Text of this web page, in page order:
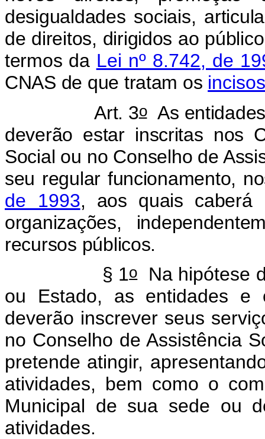
desigualdades sociais,
de direitos, dirigidos ao
termos da Lei nº 8.742, de
CNAS de que tratam os
3oAs entidades
deverão estar inscritas nos
Social ou no Conselho de
seu regular funcionamento,
de 1993, aos quais caberá
organizações,
recursos públicos.
1oNa hipótese
ou Estado, as entidades e
deverão inscrever seus
no Conselho de Assistência
pretende atingir,
atividades, bem como o
Municipal de sua sede ou
atividades.